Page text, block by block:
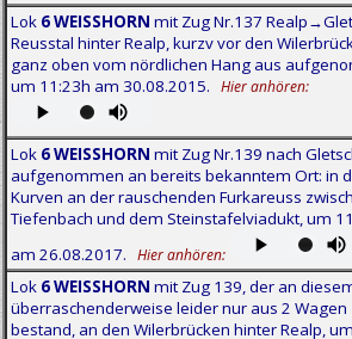
Lok 6 WEISSHORN mit Zug Nr.137
Reusstal hinter Realp, kurzv vor den
ganz oben vom nördlichen Hang aus
um 11:23h am 30.08.2015.
Hier anhören:
Lok 6 WEISSHORN mit Zug Nr.139 nach
aufgenommen an bereits bekanntem Ort: in
Kurven an der rauschenden Furkareuss
Tiefenbach und dem Steinstafelviadukt, um
am 26.08.2017.
Hier anhören:
Lok 6 WEISSHORN mit Zug 139, der an
überraschenderweise leider nur aus 2 Wagen
bestand, an den Wilerbrücken hinter Realp,